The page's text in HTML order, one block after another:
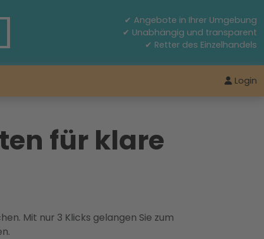
✔ Angebote in Ihrer Umgebung
✔ Unabhängig und transparent
✔ Retter des Einzelhandels
Login
für klare
Mit nur 3 Klicks gelangen Sie zum